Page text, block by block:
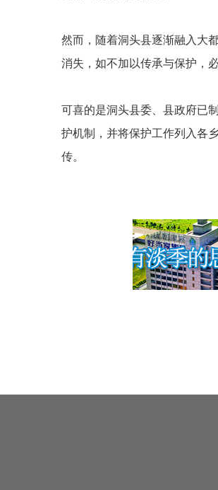
然而，随着洞头县逐渐融入大
消失，如不加以传承与保护，
可喜的是洞头县委、县政府已
护机制，并将保护工作列入各
传。